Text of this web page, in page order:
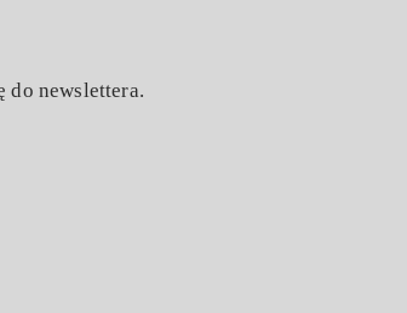
do newslettera.